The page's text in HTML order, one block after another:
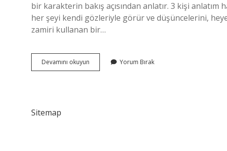
bir karakterin bakış açısından anlatır. 3 kişi anlatım
her şeyi kendi gözleriyle görür ve düşüncelerini,
zamiri kullanan bir…
Devamını okuyun
Çoğul
Yorum Bırak
Sitemap